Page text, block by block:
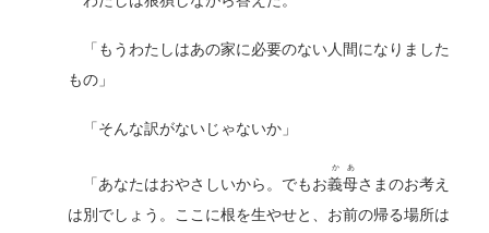
「もうわたしはあの家に必要のない人間になりました
もの」
「そんな訳がないじゃないか」
「あなたはおやさしいから。でもお義母
かあ
さまのお考え
は別でしょう。ここに根を生やせと、お前の帰る場所は